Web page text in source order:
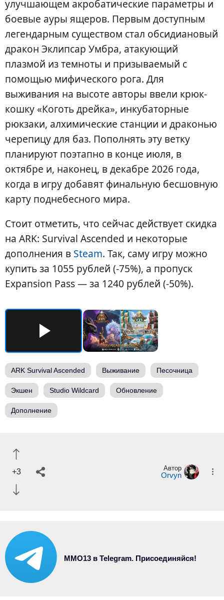
улучшающем акробатические параметры и
боевые ауры ящеров. Первым доступным
легендарным существом стал обсидиановый
дракон Эклипсар Умбра, атакующий
плазмой из темноты и призываемый с
помощью мифического рога. Для
выживания на высоте авторы ввели крюк-
кошку «Коготь дрейка», инкубаторные
рюкзаки, алхимические станции и драконью
черепицу для баз. Пополнять эту ветку
планируют поэтапно в конце июля, в
октябре и, наконец, в декабре 2026 года,
когда в игру добавят финальную бесшовную
карту поднебесного мира.
Стоит отметить, что сейчас действует скидка
на ARK: Survival Ascended и некоторые
дополнения в Steam. Так, саму игру можно
купить за 1055 рублей (-75%), а пропуск
Expansion Pass — за 1240 рублей (-50%).
ARK Survival Ascended Выживание Песочница
Экшен Studio Wildcard Обновление
Дополнение
+3 Автор
Orvyn
MMO13 в Telegram. Присоединяйся!